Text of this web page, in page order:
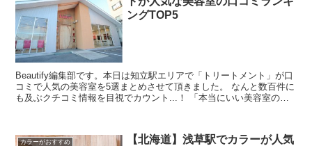
ングTOP5
Beautify編集部です。本日は知立駅エリアで「トリートメント」が口
コミで人気の美容室を5選まとめさせて頂きました。 なんと数百件に
も及ぶクチコミ情報を目視でカウント...！ 「本当にいい美容室の口
カラーがおすすめ
【北海道】浅草駅でカラーが人気